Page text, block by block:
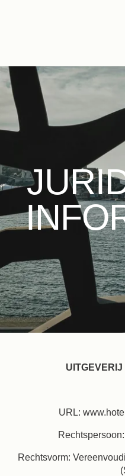
UITGEVERIJ
URL:
Rechtsvorm: